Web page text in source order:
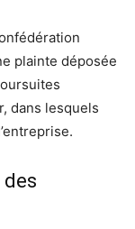
plainte déposée
dans lesquels
des